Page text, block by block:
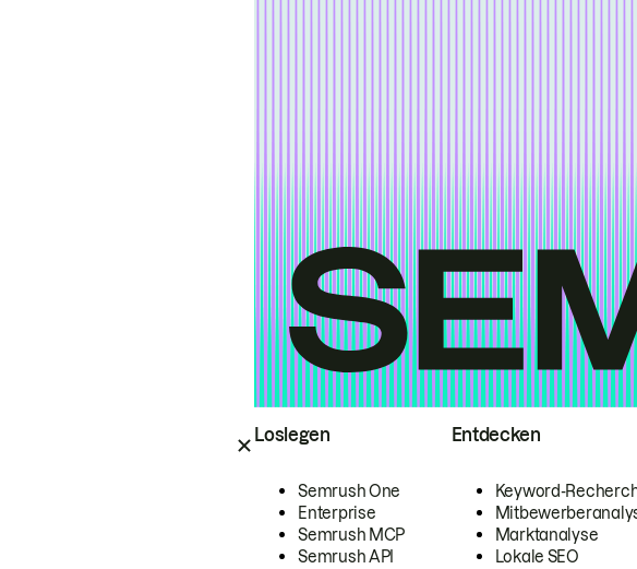
Loslegen
Semrush One
Enterprise
Semrush MCP
Semrush API
Entdecken
Keyword-
Marktanalyse
Lokale SEO